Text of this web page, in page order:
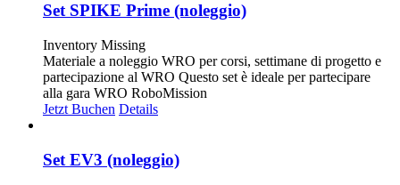
Set SPIKE Prime (noleggio)
Inventory Missing
Materiale a noleggio WRO per corsi, settimane di progetto e
partecipazione al WRO Questo set è ideale per partecipare
alla gara WRO RoboMission
Jetzt Buchen Details
Set EV3 (noleggio)